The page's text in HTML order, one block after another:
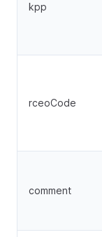
kpp
rceoCode
comment